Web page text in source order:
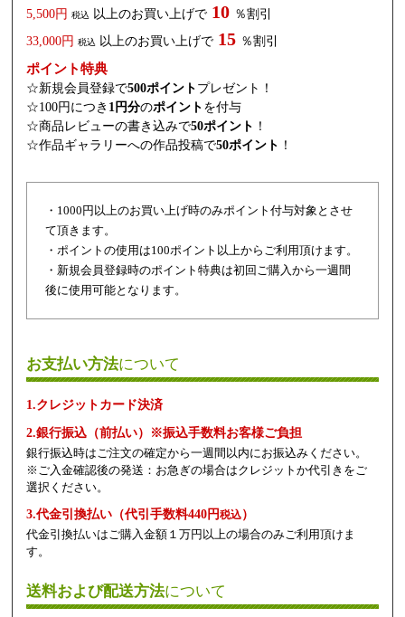
5,500円 税込 以上のお買い上げで 10 ％割引
33,000円 税込 以上のお買い上げで 15 ％割引
ポイント特典
☆新規会員登録で500ポイント プレゼント！
☆100円につき 1円分のポイント を付与
☆商品レビューの書き込みで50ポイント ！
☆作品ギャラリーへの作品投稿で50ポイント ！
・1000円以上のお買い上げ時のみポイント付与対象とさせ
て頂きます。
・ポイントの使用は100ポイント以上からご利用頂けます。
・新規会員登録時のポイント特典は初回ご購入から一週間
後に使用可能となります。
お支払い方法について
1.クレジットカード決済
2.銀行振込（前払い）※振込手数料お客様ご負担
銀行振込時はご注文の確定から一週間以内にお振込みください。
※ご入金確認後の発送：お急ぎの場合はクレジットか代引きをご
選択ください。
3.代金引換払い（代引手数料440円税込）
代金引換払いはご購入金額１万円以上の場合のみご利用頂けま
す。
送料および配送方法について